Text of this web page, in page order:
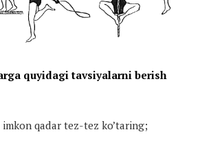
quyidagi tavsiyalarni berish
qadar tez-tez ko’taring;